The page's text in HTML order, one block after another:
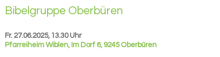
Bi­bel­grup­pe Ober­bü­ren
Fr. 27.06.2025, 13.30 Uhr
Pfarreiheim Wiblen, Im Dorf 6, 9245 Oberbüren